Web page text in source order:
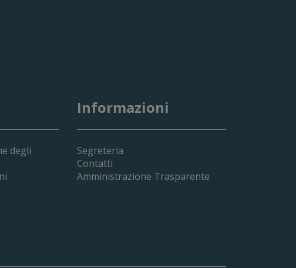
degli
Informazioni
Segreteria
Contatti
Amministrazione Trasparente